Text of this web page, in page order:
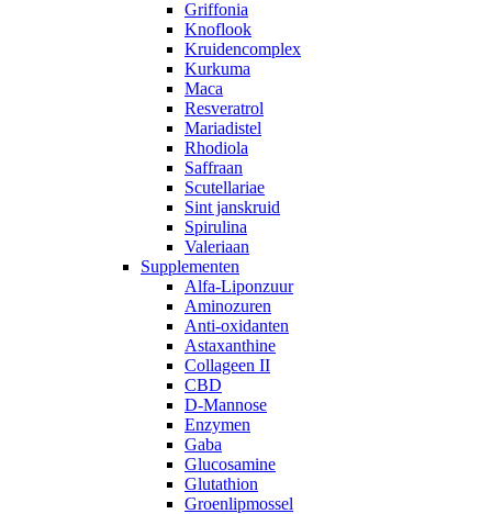
Griffonia
Knoflook
Kruidencomplex
Kurkuma
Maca
Resveratrol
Mariadistel
Rhodiola
Saffraan
Scutellariae
Sint janskruid
Spirulina
Valeriaan
Supplementen
Alfa-Liponzuur
Aminozuren
Anti-oxidanten
Astaxanthine
Collageen II
CBD
D-Mannose
Enzymen
Gaba
Glucosamine
Glutathion
Groenlipmossel